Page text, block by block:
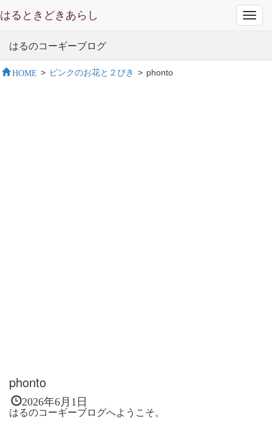
はるときどきあらし
はるのコーギーブログ
HOME > ピンクのお花と２ぴき > phonto
phonto
2026年6月1日
はるのコーギーブログへようこそ。